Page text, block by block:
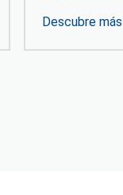
Descubre más